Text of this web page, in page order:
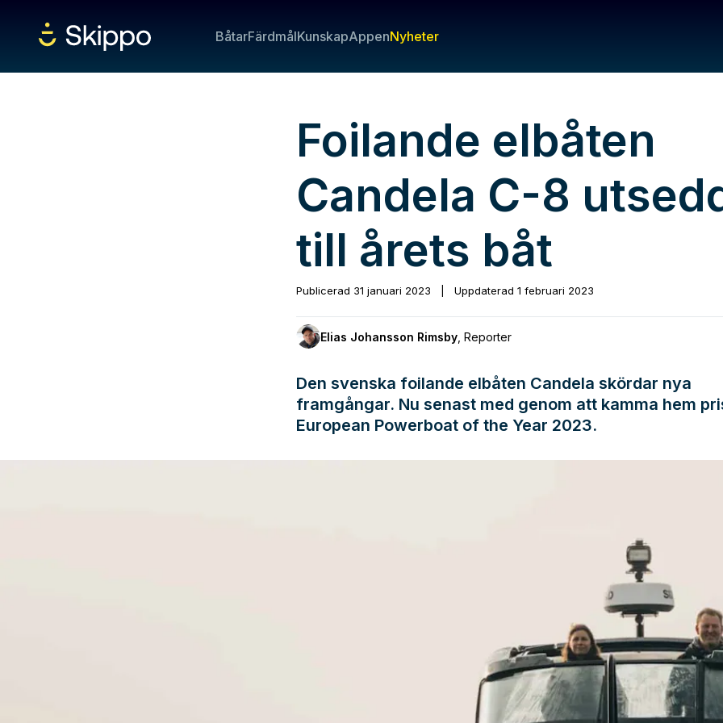
BåtarFärdmålKunskapAppenNyheter
Foilande elbåten
Candela C-8
till årets båt
Publicerad 31 januari 2023 Uppdaterad 1 februari 2023
Elias Johansson Rimsby Reporter
Den svenska foilande elbåten Candela skördar nya
framgångar. Nu senast med genom att kamma hem
European Powerboat of the Year 2023.